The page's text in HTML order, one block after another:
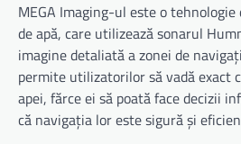
MEGA Imaging-ul este o
de apă, care utilizează sonarul
imagine detaliată a zonei de
permite utilizatorilor să vadă exact
apei, fărce ei să poată face decizii
că navigația lor este sigură și